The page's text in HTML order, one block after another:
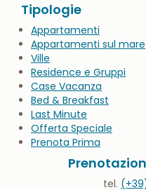
Tipologie
Appartamenti
Appartamenti sul mare
Ville
Residence e Gruppi
Case Vacanza
Bed & Breakfast
Last Minute
Offerta Speciale
Prenota Prima
tel.